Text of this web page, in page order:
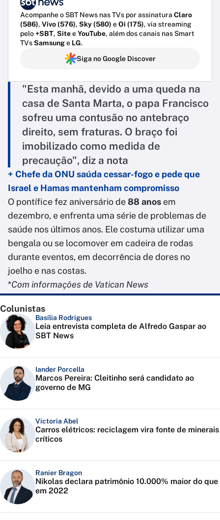
Acompanhe o SBT News nas TVs por assinatura Claro
(586), Vivo (576), Sky (580) eOi (175), via streaming
pelo+SBT, SiteeYouTube, além dos canais nas Smart
TVsSamsunge LG.
Siga no Google Discover
"Esta manhã, devido a uma queda na
casa de Santa Marta, o papa Francisco
sofreu uma contusão no antebraço
direito, sem fraturas. O braço foi
imobilizado como medida de
precaução", diz a nota
+ Chefe da ONU saúda cessar-fogo e pede que
Israel e Hamas mantenham compromisso
O pontífice fez aniversário de88 anos em
dezembro, e enfrenta uma série de problemas de
saúde nos últimos anos. Ele costuma utilizar uma
bengala ou se locomover em cadeira de rodas
durante eventos, em decorrência de dores no
joelho e nas costas.
*Com informações de Vatican News
Colunistas
Basília Rodrigues
Leia entrevista completa de Alfredo Gaspar ao
SBT News
Iander Porcella
Marcos Pereira: Cleitinho será candidato ao
governo de MG
Victoria Abel
Carros elétricos: reciclagem vira fonte de minerais
críticos
Ranier Bragon
Nikolas declara patrimônio 10.000% maior do que
em 2022